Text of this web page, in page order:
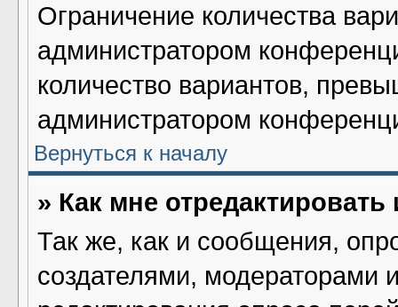
Ограничение количества
администратором
количество вариантов,
администратором
Вернуться к началу
» Как мне
Так же, как и сообщения,
создателями, модераторами